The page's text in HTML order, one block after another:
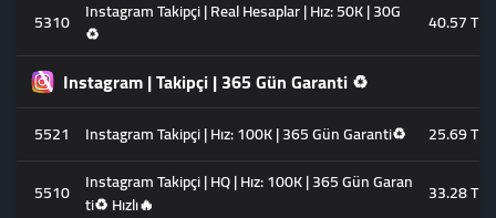
5310 Instagram Takipçi | Real Hesaplar | Hız: 50K | 30G
♻️
40.57 TL
Instagram | Takipçi | 365 Gün Garanti ♻️
5521 Instagram Takipçi | Hız: 100K | 365 Gün Garanti♻️ 25.69 TL
5510 Instagram Takipçi | HQ | Hız: 100K | 365 Gün Garan
ti♻️ Hızlı🔥
33.28 TL